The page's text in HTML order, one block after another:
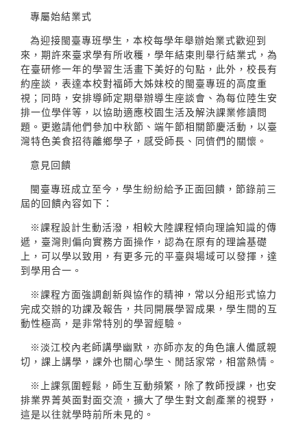
專屬始結業式
為迎接閩臺專班學生，本校每學年舉辦始業式歡迎到
來，期許來臺求學有所收穫，學年結束則舉行結業式，為
在臺研修一年的學習生活畫下美好的句點，此外，校長有
約座談，表達本校對福師大姊妹校的閩臺專班的高度重
視；同時，安排導師定期舉辦導生座談會、為每位陸生安
排一位學伴等，以協助適應校園生活及解決課業修讀問
題。更邀請他們參加中秋節、端午節相關節慶活動，以臺
灣特色美食招待離鄉學子，感受師長、同儕們的關懷。
意見回饋
閩臺專班成立至今，學生紛紛給予正面回饋，節錄前三
屆的回饋內容如下：
※課程設計生動活潑，相較大陸課程傾向理論知識的傳
遞，臺灣則偏向實務方面操作，認為在原有的理論基礎
上，可以學以致用，有更多元的平臺與場域可以發揮，達
到學用合一。
※課程方面強調創新與協作的精神，常以分組形式協力
完成交辦的功課及報告，共同開展學習成果，學生間的互
動性極高，是非常特別的學習經驗。
※淡江校內老師講學幽默，亦師亦友的角色讓人備感親
切，課上講學，課外也關心學生、閒話家常，相當熱情。
※上課氛圍輕鬆，師生互動頻繁，除了教師授課，也安
排業界菁英面對面交流，擴大了學生對文創產業的視野，
這是以往就學時前所未見的。